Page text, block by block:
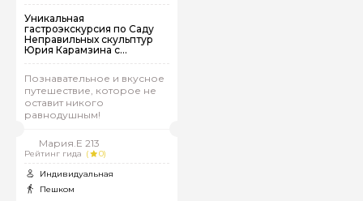
Уникальная
гастроэкскурсия по Саду
Неправильных скульптур
Юрия Карамзина с
дегустацией сыров!
Познавательное и вкусное
путешествие, которое не
оставит никого
равнодушным!
Мария.Е 213
Рейтинг гида (
0)
Индивидуальная
Пешком